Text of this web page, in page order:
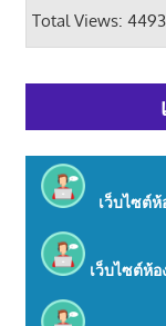
Total Views: 4493
เว็บไซต์
เว็บไซต์ห้อ